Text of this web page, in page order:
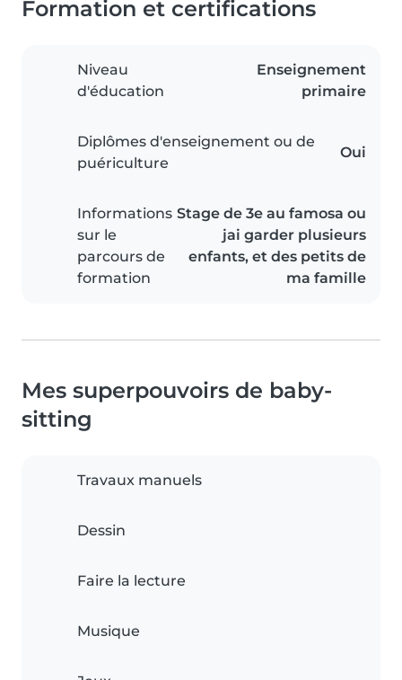
Formation et certifications
Niveau
d'éducation
Enseignement
primaire
Diplômes d'enseignement ou de
puériculture
Oui
Informations
sur le
parcours de
formation
Stage de 3e au famosa ou
jai garder plusieurs
enfants, et des petits de
ma famille
Mes superpouvoirs de baby-
sitting
Travaux manuels
Dessin
Faire la lecture
Musique